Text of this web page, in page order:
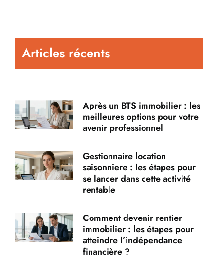
Articles récents
Après un BTS immobilier : les
meilleures options pour votre
avenir professionnel
Gestionnaire location
saisonniere : les étapes pour
se lancer dans cette activité
rentable
Comment devenir rentier
immobilier : les étapes pour
atteindre l’indépendance
financière ?